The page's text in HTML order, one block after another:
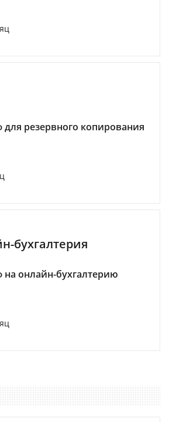
резервного копирования
бухгалтерия
онлайн-бухгалтерию